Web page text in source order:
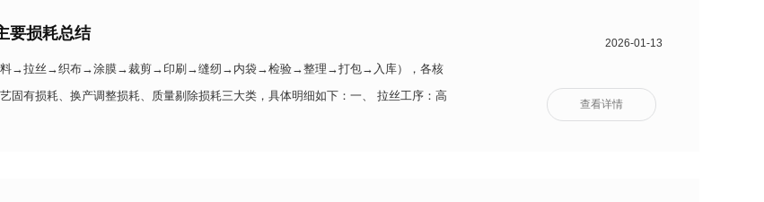
要损耗总结
料→拉丝→织布→涂膜→裁剪→印刷→缝纫→内袋→检验→整理→打包→入库），各核
固有损耗、换产调整损耗、质量剔除损耗三大类，具体明细如下：一、 拉丝工序：高
2026-01-13
查看详情